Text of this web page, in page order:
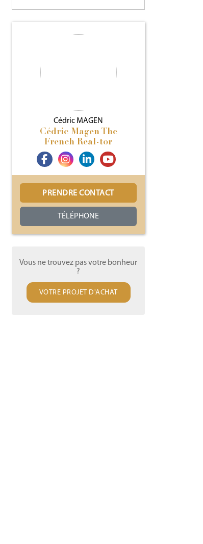
Cédric MAGEN
Cédric Magen The
French Real-tor
PRENDRE CONTACT
TÉLÉPHONE
Vous ne trouvez pas votre bonheur
?
VOTRE PROJET D'ACHAT